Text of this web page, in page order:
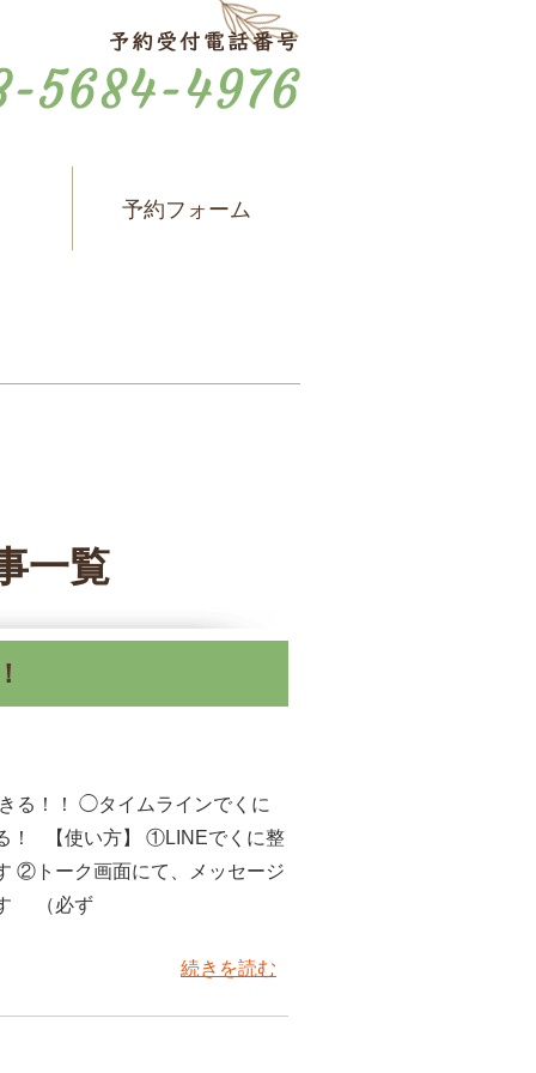
予約フォーム
一覧
る！！ ◯タイムラインでくに
！ 【使い方】 ①LINEでくに整
②トーク画面にて、メッセージ
（必ず
続きを読む